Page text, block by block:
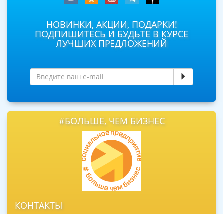
НОВИНКИ, АКЦИИ, ПОДАРКИ!
ПОДПИШИТЕСЬ И БУДЬТЕ В КУРСЕ
ЛУЧШИХ ПРЕДЛОЖЕНИЙ
#БОЛЬШЕ, ЧЕМ БИЗНЕС
КОНТАКТЫ